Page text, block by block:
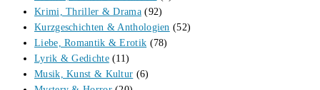
Krimi, Thriller & Drama (92)
Kurzgeschichten & Anthologien (52)
Liebe, Romantik & Erotik (78)
Lyrik & Gedichte (11)
Musik, Kunst & Kultur (6)